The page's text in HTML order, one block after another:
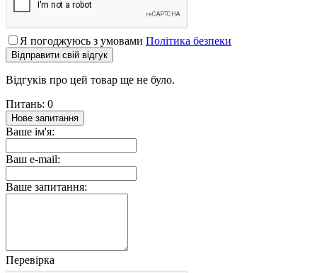
Я погоджуюсь з умовами Політика безпеки
Відправити свій відгук
Відгуків про цей товар ще не було.
Питань: 0
Нове запитання
Ваше ім'я:
Ваш e-mail:
Ваше запитання:
Перевірка